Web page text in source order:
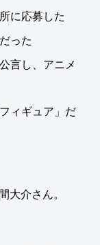
に応募した
った
言し、アニメ
ィギュア」だ
大介さん。